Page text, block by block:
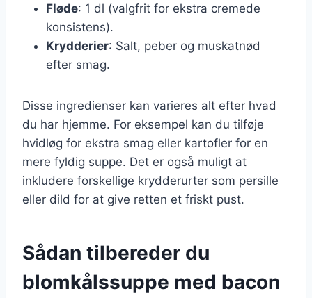
Fløde: 1 dl (valgfrit for ekstra cremede
konsistens).
Krydderier: Salt, peber og muskatnød
efter smag.
Disse ingredienser kan varieres alt efter hvad
du har hjemme. For eksempel kan du tilføje
hvidløg for ekstra smag eller kartofler for en
mere fyldig suppe. Det er også muligt at
inkludere forskellige krydderurter som persille
eller dild for at give retten et friskt pust.
Sådan tilbereder du
blomkålssuppe med bacon